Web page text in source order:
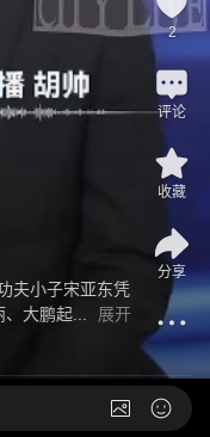
夫小子宋亚东凭
大鹏起...
展开
2
评论
收藏
分享